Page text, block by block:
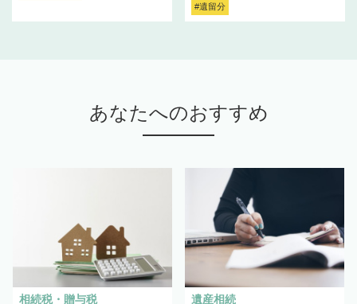
#遺留分
あなたへのおすすめ
相続税・贈与税 遺産相続